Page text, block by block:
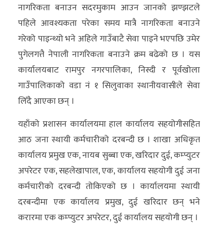
नागरिकता बनाउन सदरमुकाम आउन जानको झण्झटले
पहिले आवश्यकता परेका समय मात्रै नागरिकता बनाउने
गरेको पाइन्थ्यो भने अहिले गाउँबाटै सेवा पाइने भएपछि उमेर
पुगेलगत्तै नेपाली नागरिकता बनाउने क्रम बढेको छ । यस
कार्यालयबाट रामपुर नगरपालिका, निस्दी र पूर्वखोला
गाउँपालिकाको वडा नं १ सिलुवाका स्थानीयवासीले सेवा
लिँदै आएका छन् ।
यहाँको प्रशासन कार्यालयमा हाल कार्यालय सहयोगीसहित
आठ जना स्थायी कर्मचारीको दरबन्दी छ । शाखा अधिकृत
कार्यालय प्रमुख एक, नायब सुब्बा एक, खरिदार दुई, कम्प्युटर
अपरेटर एक, सहलेखापाल, एक, कार्यालय सहयोगी दुई जना
कर्मचारीको दरबन्दी तोकिएको छ । कार्यालयमा स्थायी
दरबन्दीमा एक कार्यालय प्रमुख, दुई खरिदार छन् भने
करारमा एक कम्प्युटर अपरेटर, दुई कार्यालय सहयोगी छन् ।